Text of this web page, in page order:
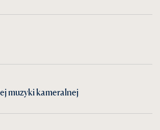
muzyki kameralnej